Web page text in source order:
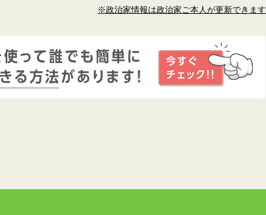
※政治家情報は政治家ご本人が更新できます